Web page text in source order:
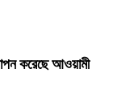
করেছে আওয়ামী